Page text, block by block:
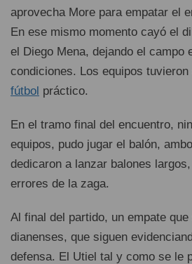
aprovecha More para empatar el
En ese mismo momento cayó el
el Diego Mena, dejando el campo
condiciones. Los equipos
fútbol práctico.
En el tramo final del encuentro,
equipos, pudo jugar el balón,
dedicaron a lanzar balones
errores de la zaga.
Al final del partido, un empate
dianenses, que siguen
defensa. El Utiel tal y como se le